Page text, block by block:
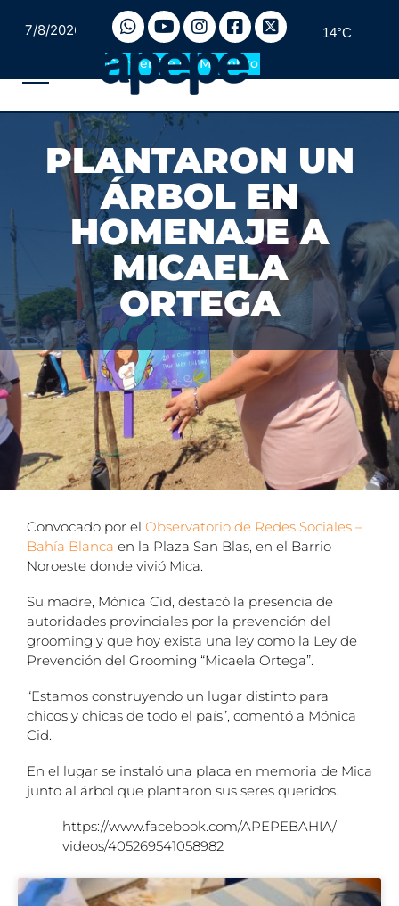
7/8/2026 14°C
Convertite en Miembro
PLANTARON UN
ÁRBOL EN
HOMENAJE A
MICAELA
ORTEGA
Convocado por el Observatorio de Redes Sociales –
Bahía Blanca en la Plaza San Blas, en el Barrio
Noroeste donde vivió Mica.
Su madre, Mónica Cid, destacó la presencia de
autoridades provinciales por la prevención del
grooming y que hoy exista una ley como la Ley de
Prevención del Grooming “Micaela Ortega”.
“Estamos construyendo un lugar distinto para
chicos y chicas de todo el país”, comentó a Mónica
Cid.
En el lugar se instaló una placa en memoria de Mica
junto al árbol que plantaron sus seres queridos.
https://www.facebook.com/APEPEBAHIA/
videos/405269541058982